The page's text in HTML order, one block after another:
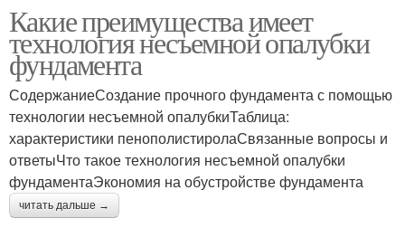
Какие преимущества имеет
технология несъемной опалубки
фундамента
СодержаниеСоздание прочного фундамента с помощью
технологии несъемной опалубкиТаблица:
характеристики пенополистиролаСвязанные вопросы и
ответыЧто такое технология несъемной опалубки
фундаментаЭкономия на обустройстве фундамента
читать дальше →